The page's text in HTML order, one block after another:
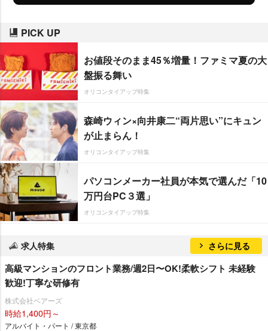
PICK UP
お値段そのまま45％増量！ファミマ夏の大
盤振る舞い
オリコンタイアップ特集
森崎ウィン×向井康二“両片思い”にキュン
が止まらん！
オリコンタイアップ特集
パソコンメーカー社員が本気で選んだ「10
万円台PC３選」
オリコンタイアップ特集
求人特集 さらに見る
⾼級マンションのフロント業務/週2⽇〜OK!柔軟シフト 未経験
歓迎!丁寧な研修有
株式会社ベアーズ
時給1,400円～
アルバイト・パート / 東京都